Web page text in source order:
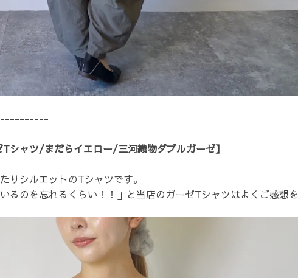
Tシャツ/まだらイエロー/三河織物ダブルガーゼ】
りシルエットのTシャツです。
るのを忘れるくらい！！」と当店のガーゼTシャツはよくご感想を